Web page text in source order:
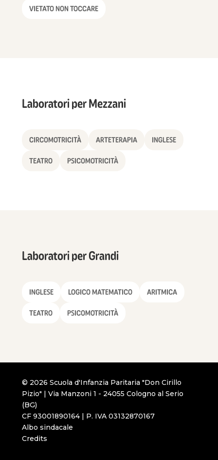
VIETATO NON TOCCARE
Laboratori per Mezzani
CIRCOMOTRICITÀ ARTETERAPIA INGLESE
TEATRO PSICOMOTRICITÀ
Laboratori per Grandi
INGLESE LOGICO MATEMATICO ARITMICA
TEATRO PSICOMOTRICITÀ
© 2026 Scuola d'Infanzia Paritaria "Don Cirillo
Pizio" | Via Manzoni 1 - 24055 Cologno al Serio
(BG)
CF 93001890164 | P. IVA 03132870167
Albo sindacale
Credits